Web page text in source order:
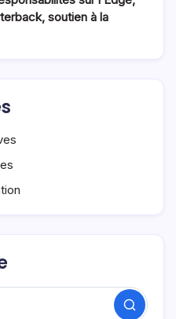
soutien à la
Search